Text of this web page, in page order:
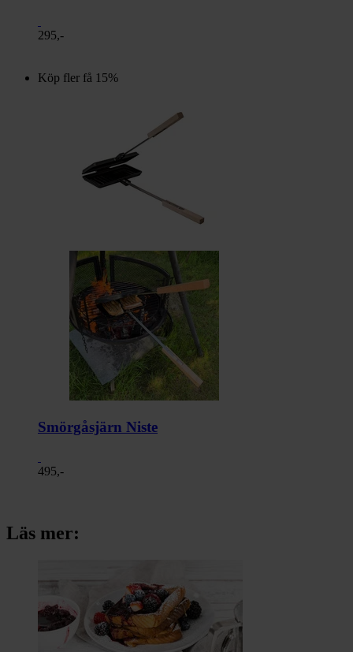
295,-
Köp fler få 15%
Smörgåsjärn Niste
495,-
Läs mer: